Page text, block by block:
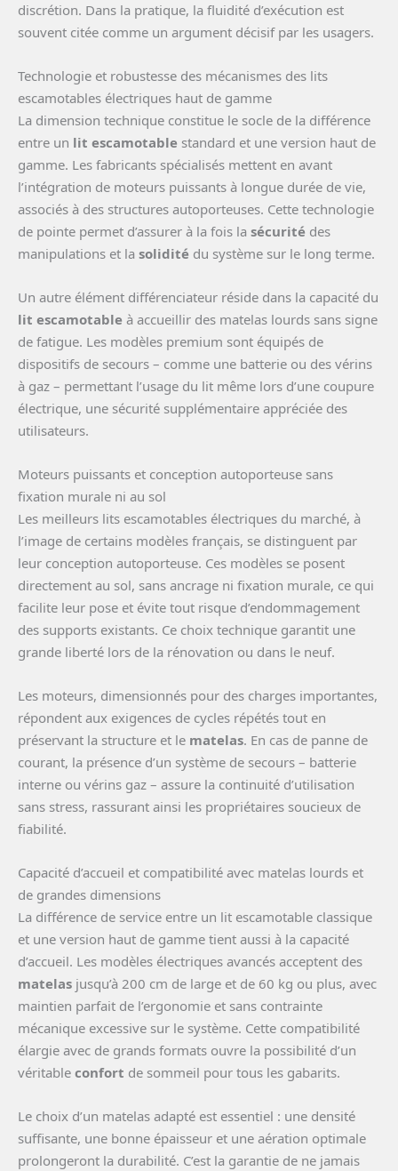
discrétion. Dans la pratique, la fluidité d’exécution est
souvent citée comme un argument décisif par les usagers.
Technologie et robustesse des mécanismes des lits
escamotables électriques haut de gamme
La dimension technique constitue le socle de la différence
entre un lit escamotable standard et une version haut de
gamme. Les fabricants spécialisés mettent en avant
l’intégration de moteurs puissants à longue durée de vie,
associés à des structures autoporteuses. Cette technologie
de pointe permet d’assurer à la fois la sécurité des
manipulations et la solidité du système sur le long terme.
Un autre élément différenciateur réside dans la capacité du
lit escamotable à accueillir des matelas lourds sans signe
de fatigue. Les modèles premium sont équipés de
dispositifs de secours – comme une batterie ou des vérins
à gaz – permettant l’usage du lit même lors d’une coupure
électrique, une sécurité supplémentaire appréciée des
utilisateurs.
Moteurs puissants et conception autoporteuse sans
fixation murale ni au sol
Les meilleurs lits escamotables électriques du marché, à
l’image de certains modèles français, se distinguent par
leur conception autoporteuse. Ces modèles se posent
directement au sol, sans ancrage ni fixation murale, ce qui
facilite leur pose et évite tout risque d’endommagement
des supports existants. Ce choix technique garantit une
grande liberté lors de la rénovation ou dans le neuf.
Les moteurs, dimensionnés pour des charges importantes,
répondent aux exigences de cycles répétés tout en
préservant la structure et le matelas. En cas de panne de
courant, la présence d’un système de secours – batterie
interne ou vérins gaz – assure la continuité d’utilisation
sans stress, rassurant ainsi les propriétaires soucieux de
fiabilité.
Capacité d’accueil et compatibilité avec matelas lourds et
de grandes dimensions
La différence de service entre un lit escamotable classique
et une version haut de gamme tient aussi à la capacité
d’accueil. Les modèles électriques avancés acceptent des
matelas jusqu’à 200 cm de large et de 60 kg ou plus, avec
maintien parfait de l’ergonomie et sans contrainte
mécanique excessive sur le système. Cette compatibilité
élargie avec de grands formats ouvre la possibilité d’un
véritable confort de sommeil pour tous les gabarits.
Le choix d’un matelas adapté est essentiel : une densité
suffisante, une bonne épaisseur et une aération optimale
prolongeront la durabilité. C’est la garantie de ne jamais